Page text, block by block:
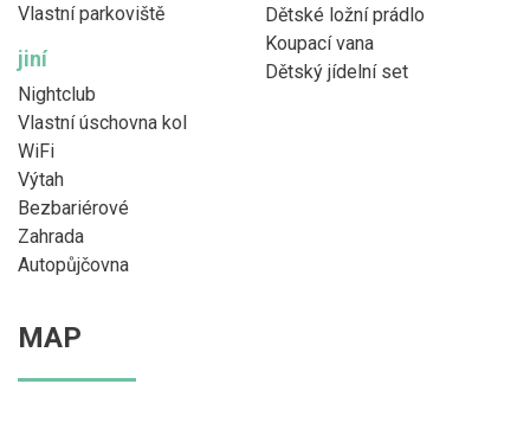
Dětské ložní prádlo
Koupací vana
Dětský jídelní set
Vlastní parkoviště
jiní
Nightclub
Vlastní úschovna kol
WiFi
Výtah
Bezbariérové
Zahrada
Autopůjčovna
MAP